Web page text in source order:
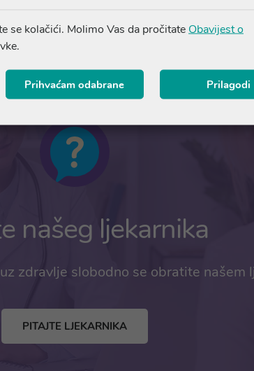
našeg ljekarnika
zdravlje slobodno se obratite našem
PITAJTE LJEKARNIKA
se kolačići. Molimo Vas da pročitate Obavijest o
Prihvaćam odabrane Prilagodi